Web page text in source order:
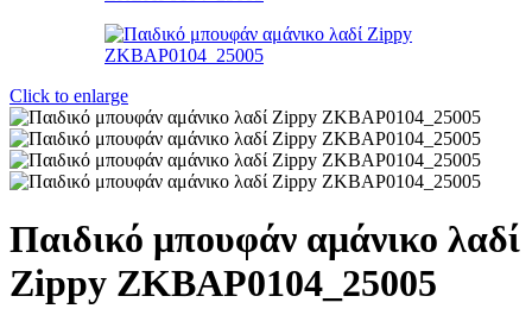
Click to enlarge
Παιδικό μπουφάν αμάνικο λαδί
Zippy ZKBAP0104_25005